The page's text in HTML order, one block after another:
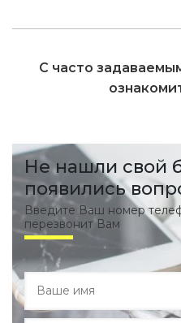
С часто
Не нашли свой
появились
Введите Ваш номер
перезвонит Вам